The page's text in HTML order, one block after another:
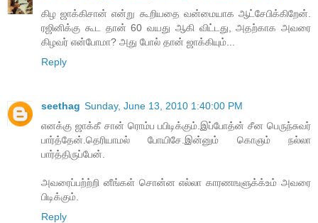
கிழ ஜாக்கிசான் என்று கூறியதை வன்மையாக ஆட்சேபிக்கிறேன்.
ரஜினிக்கு கூட தான் 60 வயது ஆகி விட்டது, அதற்காக அவரை
கிழவர் என்போமா? அது போல் தான் ஜாக்கியும்...
Reply
seethag Sunday, June 13, 2010 1:40:00 PM
எனக்கு ஜாக்கீ சான் ரொம்ப பபிடிக்கும்.இப்போத்ன் சீன பெருந்சுவர்
பார்த்தேன்.தெரியாமல் போயிசே.இன்னும் கொஞம் நல்லா
பார்த்திருப்பேன்.
அவரைப்பற்ற்றி னீங்கள் சொன்ன எல்லா காரணஙளுக்க்உம் அவரை
பிடிக்கும்.
Reply